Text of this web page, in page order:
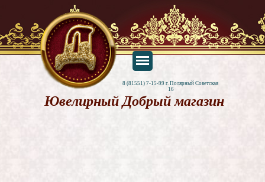
8 (81551) 7-15-99 г. Полярный Советская
16
Ювелирный Добрый магазин